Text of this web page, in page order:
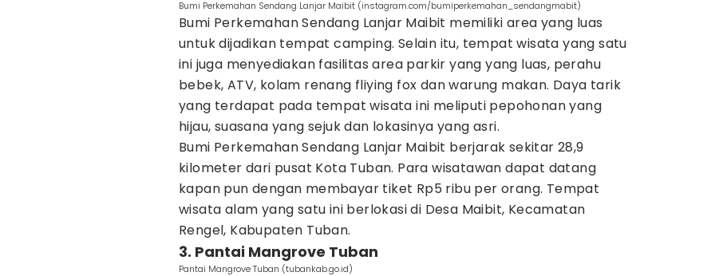
Bumi Perkemahan Sendang Lanjar Maibit (instagram.com/bumiperkemahan_sendangmabit)
Bumi Perkemahan Sendang Lanjar Maibit memiliki area yang luas
untuk dijadikan tempat camping. Selain itu, tempat wisata yang satu
ini juga menyediakan fasilitas area parkir yang yang luas, perahu
bebek, ATV, kolam renang fliying fox dan warung makan. Daya tarik
yang terdapat pada tempat wisata ini meliputi pepohonan yang
hijau, suasana yang sejuk dan lokasinya yang asri.
Bumi Perkemahan Sendang Lanjar Maibit berjarak sekitar 28,9
kilometer dari pusat Kota Tuban. Para wisatawan dapat datang
kapan pun dengan membayar tiket Rp5 ribu per orang. Tempat
wisata alam yang satu ini berlokasi di Desa Maibit, Kecamatan
Rengel, Kabupaten Tuban.
3. Pantai Mangrove Tuban
Pantai Mangrove Tuban (tubankab.go.id)